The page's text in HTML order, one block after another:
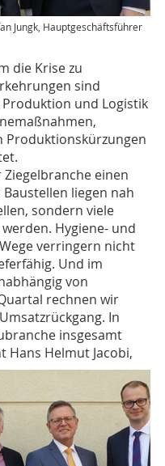
Jungk, Hauptgeschäftsführer
die Krise zu
sind
und Logistik
Produktionskürzungen
einen
liegen nah
sondern viele
Hygiene- und
verringern nicht
Und im
von
rechnen wir
In
insgesamt
Hans Helmut Jacobi,